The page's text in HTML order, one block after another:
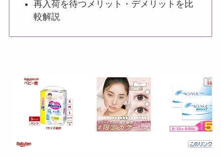
再入荷を待つメリット・デメリットを比
較解説